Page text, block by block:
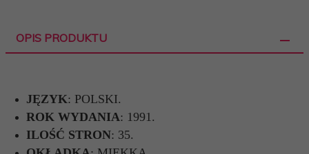
OPIS PRODUKTU
JĘZYK: POLSKI.
ROK WYDANIA: 1991.
ILOŚĆ STRON: 35.